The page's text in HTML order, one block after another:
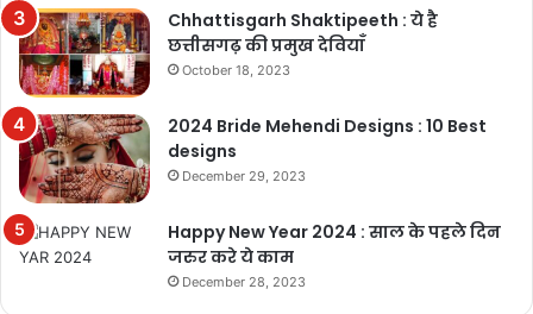
Chhattisgarh Shaktipeeth : ये है
छत्तीसगढ़ की प्रमुख देवियाँ
October 18, 2023
2024 Bride Mehendi Designs : 10 Best
designs
December 29, 2023
Happy New Year 2024 : साल के पहले दिन
जरुर करे ये काम
December 28, 2023